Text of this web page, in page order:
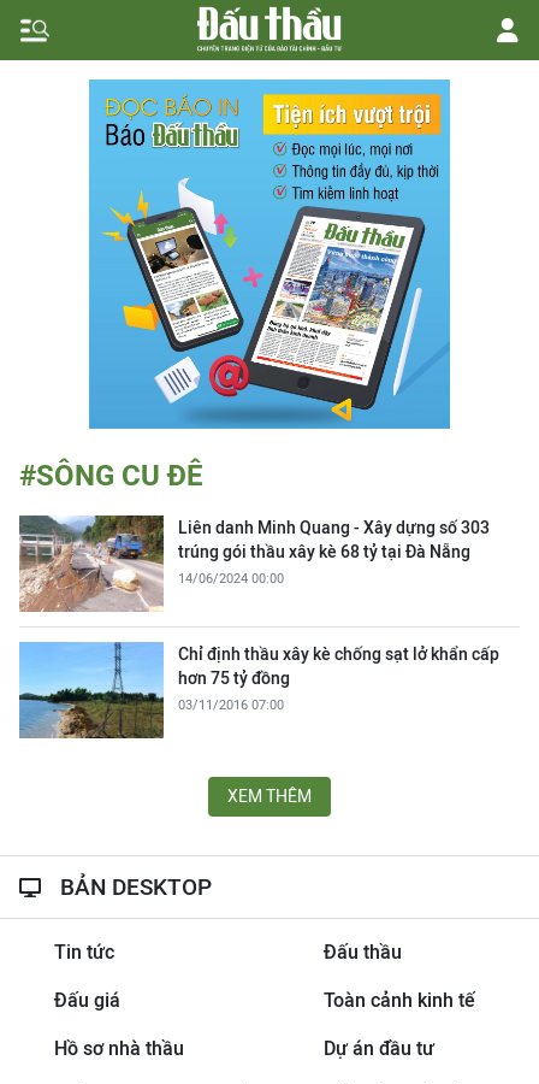
#SÔNG CU ĐÊ
Liên danh Minh Quang - Xây dựng số 303
trúng gói thầu xây kè 68 tỷ tại Đà Nẵng
14/06/2024 00:00
Chỉ định thầu xây kè chống sạt lở khẩn cấp
hơn 75 tỷ đồng
03/11/2016 07:00
XEM THÊM
BẢN DESKTOP
Tin tức Đấu thầu
Đấu giá Toàn cảnh kinh tế
Hồ sơ nhà thầu Dự án đầu tư